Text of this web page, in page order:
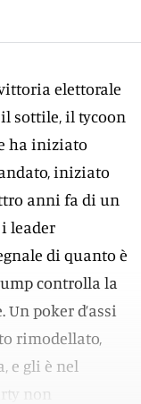
elettorale
sottile, il tycoon
ha iniziato
iniziato
anni fa di un
leader
di quanto è
controlla la
poker d’assi
rimodellato,
e gli è nel
non